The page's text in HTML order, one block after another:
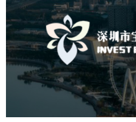
深圳市宝安
机构组织 国企 品牌官